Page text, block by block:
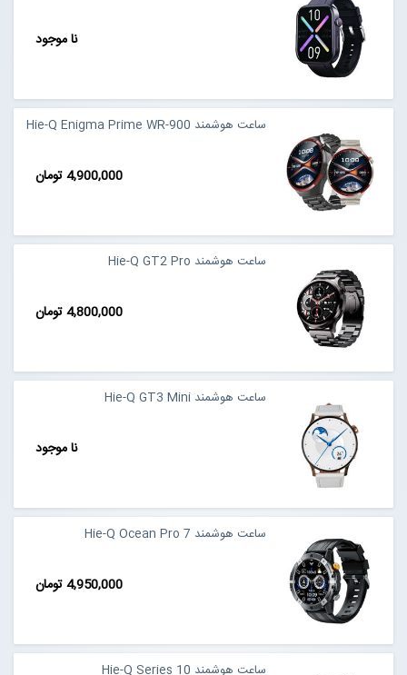
ورود به سایت
نا موجود
ساعت هوشمند Hie-Q Enigma Prime WR-900
4,900,000 تومان
ساعت هوشمند Hie-Q GT2 Pro
4,800,000 تومان
ساعت هوشمند Hie-Q GT3 Mini
نا موجود
ساعت هوشمند Hie-Q Ocean Pro 7
4,950,000 تومان
ساعت هوشمند Hie-Q Series 10